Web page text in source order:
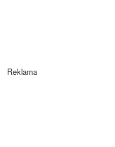
Reklama